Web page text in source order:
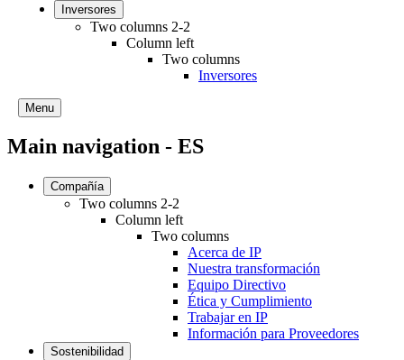
Inversores
Two columns 2-2
Column left
Two columns
Inversores
Menu
Main navigation - ES
Compañía
Two columns 2-2
Column left
Two columns
Acerca de IP
Nuestra transformación
Equipo Directivo
Ética y Cumplimiento
Trabajar en IP
Información para Proveedores
Sostenibilidad